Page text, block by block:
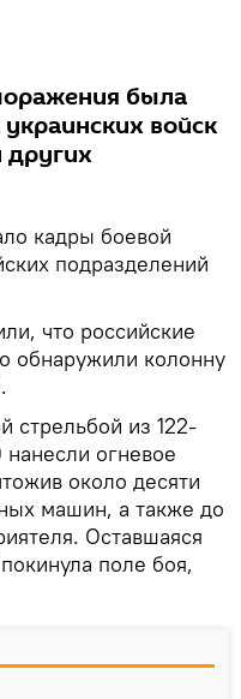
была
войск
других
кадры боевой
подразделений
что российские
обнаружили колонну
стрельбой из 122-
огневое
около десяти
машин, а также до
Оставшаяся
поле боя,